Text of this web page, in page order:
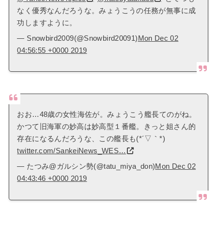
なく優秀なんだろうな。みょうこうの任務が無事に成
功しますように。
— Snowbird2009(@Snowbird20091)Mon Dec 02
04:56:55 +0000 2019
おお…48歳の女性海佐が。みょうこう艦長てのがね。
かつて旧海軍の妙高は妙高型１番艦。きっと姐さん的
存在になるんだろうな、この艦長も(*´▽｀*)
twitter.com/SankeiNews_WES…
— たつみ@ガルシン勢(@tatu_miya_don)Mon Dec 02
04:43:46 +0000 2019